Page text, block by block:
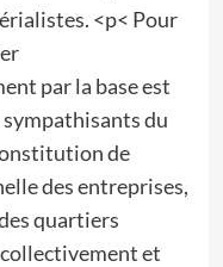
<p< Pour
par la base est
sympathisants du
de
des entreprises,
quartiers
collectivement et